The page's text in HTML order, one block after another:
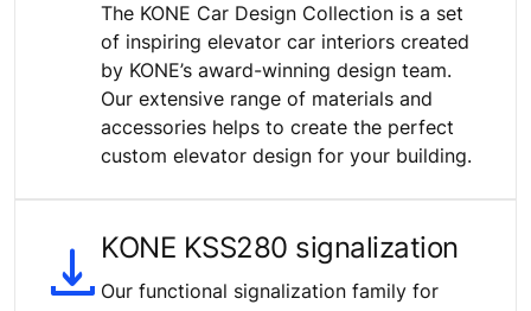
The KONE Car Design Collection is a set
of inspiring elevator car interiors created
by KONE’s award-winning design team.
Our extensive range of materials and
accessories helps to create the perfect
custom elevator design for your building.
KONE KSS280 signalization
Our functional signalization family for